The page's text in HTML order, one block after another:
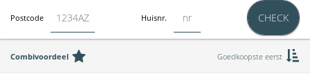
Postcode Huisnr. CHECK
Combivoordeel Goedkoopste eerst